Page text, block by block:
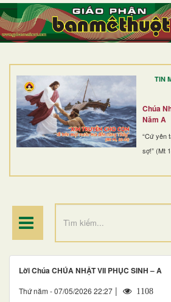
TIN
Chúa
Năm A
“Cứ yên
sợ!” (Mt
TRANG NHẤT
GIỚI THIỆU
DÒNG TU
BAN MỤC VỤ
ĐOÀN THỂ CG
ĐIỂM HÀNH HƯƠNG
Lời Chúa CHÚA NHẬT VII PHỤC SINH – A
Thứ năm - 07/05/2026 22:27 | 1108